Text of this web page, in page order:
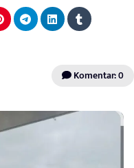
Komentar: 0